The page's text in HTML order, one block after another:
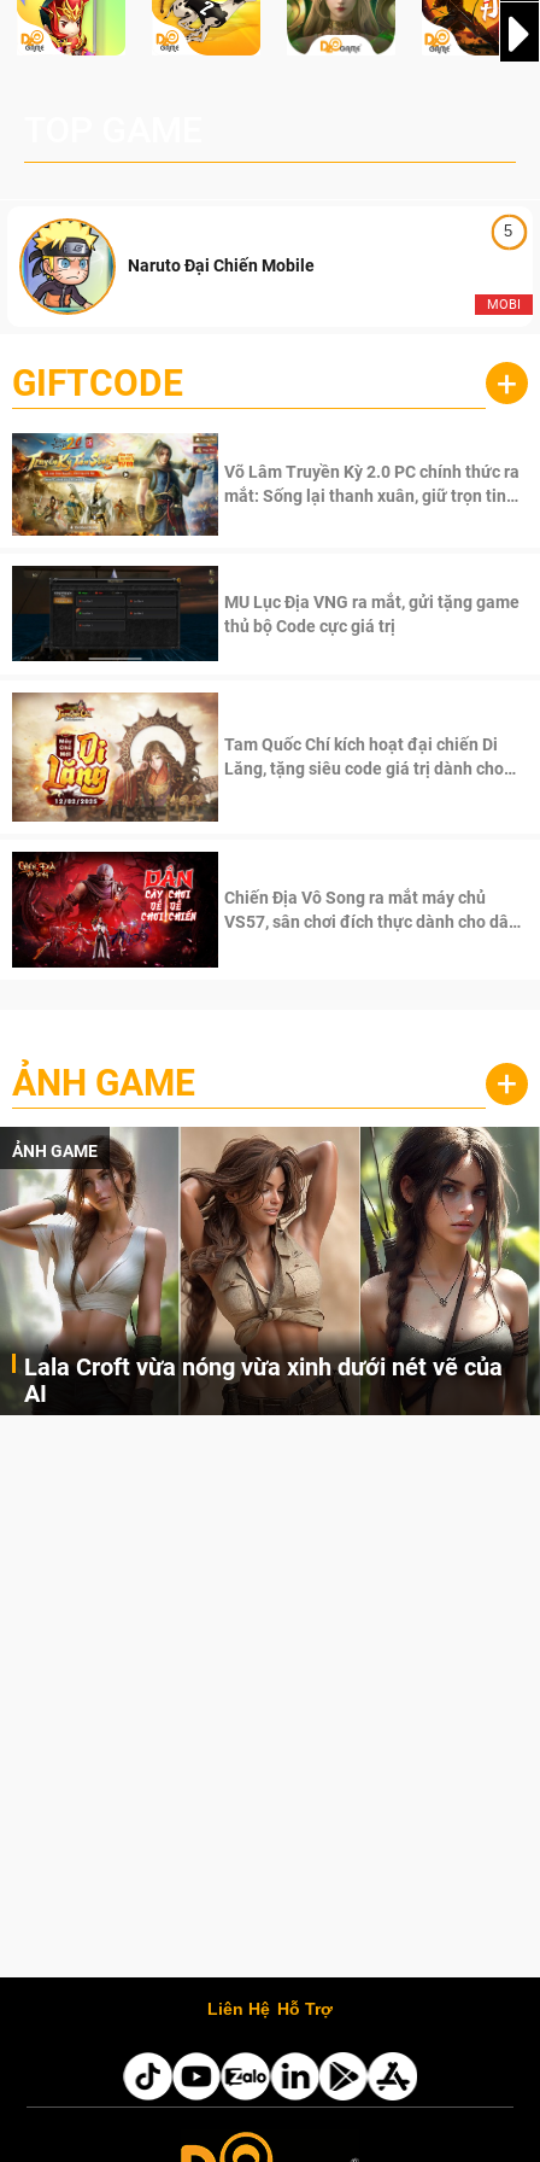
5
MOBI
Naruto Đại Chiến Mobile
GIFTCODE +
Võ Lâm Truyền Kỳ 2.0 PC chính thức ra
mắt: Sống lại thanh xuân, giữ trọn tinh
MU Lục Địa VNG ra mắt, gửi tặng game
thủ bộ Code cực giá trị
Tam Quốc Chí kích hoạt đại chiến Di
Lăng, tặng siêu code giá trị dành cho
Chiến Địa Vô Song ra mắt máy chủ
VS57, sân chơi đích thực dành cho dân
ẢNH GAME +
ẢNH GAME
Lala Croft vừa nóng vừa xinh dưới nét vẽ của
AI
Liên Hệ Hỗ Trợ